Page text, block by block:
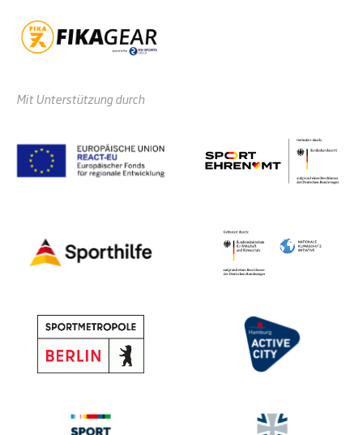
Mit Unterstützung durch